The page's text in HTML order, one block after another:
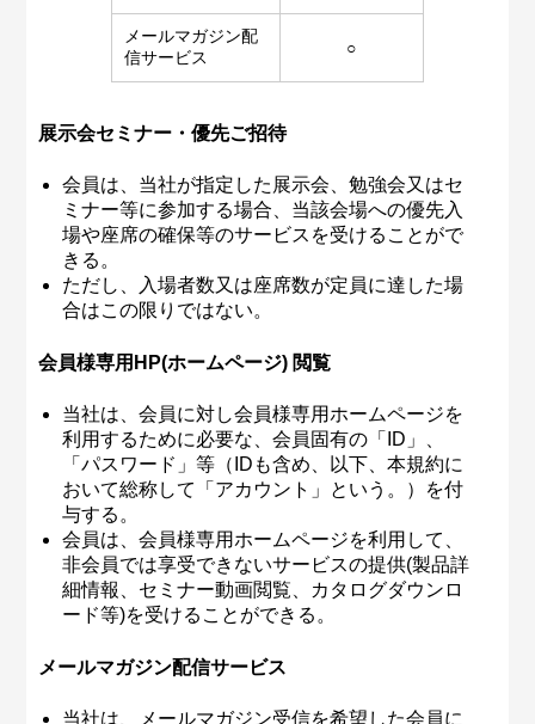
メールマガジン配
信サービス
○
展示会セミナー・優先ご招待
会員は、当社が指定した展示会、勉強会又はセ
ミナー等に参加する場合、当該会場への優先入
場や座席の確保等のサービスを受けることがで
きる。
ただし、入場者数又は座席数が定員に達した場
合はこの限りではない。
会員様専用HP(ホームページ) 閲覧
当社は、会員に対し会員様専用ホームページを
利用するために必要な、会員固有の「ID」、
「パスワード」等（IDも含め、以下、本規約に
おいて総称して「アカウント」という。）を付
与する。
会員は、会員様専用ホームページを利用して、
非会員では享受できないサービスの提供(製品詳
細情報、セミナー動画閲覧、カタログダウンロ
ード等)を受けることができる。
メールマガジン配信サービス
当社は、メールマガジン受信を希望した会員に